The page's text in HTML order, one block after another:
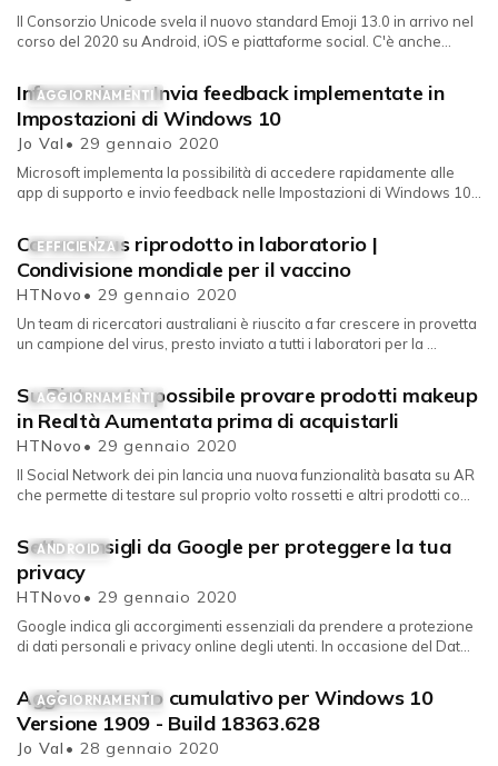
Il Consorzio Unicode svela il nuovo standard Emoji 13.0 in arrivo nel
corso del 2020 su Android, iOS e piattaforme social. C'è anche...
AGGIORNAMENTI
Informazioni e Invia feedback implementate in
Impostazioni di Windows 10
Jo Val• 29 gennaio 2020
Microsoft implementa la possibilità di accedere rapidamente alle
app di supporto e invio feedback nelle Impostazioni di Windows 10.
EFFICIENZA
Coronavirus riprodotto in laboratorio |
Condivisione mondiale per il vaccino
HTNovo• 29 gennaio 2020
Un team di ricercatori australiani è riuscito a far crescere in provetta
un campione del virus, presto inviato a tutti i laboratori per la ...
AGGIORNAMENTI
Su Pinterest è possibile provare prodotti makeup
in Realtà Aumentata prima di acquistarli
HTNovo• 29 gennaio 2020
Il Social Network dei pin lancia una nuova funzionalità basata su AR
che permette di testare sul proprio volto rossetti e altri prodotti co...
ANDROID
Sette consigli da Google per proteggere la tua
privacy
HTNovo• 29 gennaio 2020
Google indica gli accorgimenti essenziali da prendere a protezione
di dati personali e privacy online degli utenti. In occasione del Dat...
AGGIORNAMENTI
Aggiornamento cumulativo per Windows 10
Versione 1909 - Build 18363.628
Jo Val• 28 gennaio 2020